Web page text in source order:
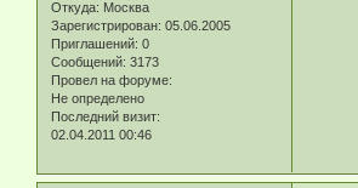
Откуда: Москва
Зарегистрирован: 05.06.2005
Приглашений: 0
Сообщений: 3173
Провел на форуме:
Не определено
Последний визит:
02.04.2011 00:46